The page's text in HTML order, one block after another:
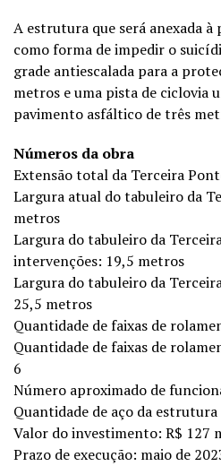
A estrutura que será anexada
como forma de impedir o
grade antiescalada para a
metros e uma pista de ciclovia
pavimento asfáltico de três
Números da obra
Extensão total da Terceira
Largura atual do tabuleiro da
metros
Largura do tabuleiro da
intervenções: 19,5 metros
Largura do tabuleiro da
25,5 metros
Quantidade de faixas de
Quantidade de faixas de
6
Número aproximado de
Quantidade de aço da
Valor do investimento: R$ 127
Prazo de execução: maio de